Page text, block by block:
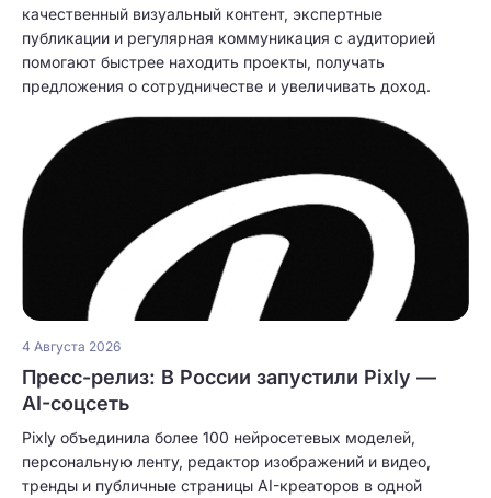
качественный визуальный контент, экспертные
публикации и регулярная коммуникация с аудиторией
помогают быстрее находить проекты, получать
предложения о сотрудничестве и увеличивать доход.
4 Августа 2026
Пресс-релиз: В России запустили Pixly —
AI-соцсеть
Pixly объединила более 100 нейросетевых моделей,
персональную ленту, редактор изображений и видео,
тренды и публичные страницы AI-креаторов в одной